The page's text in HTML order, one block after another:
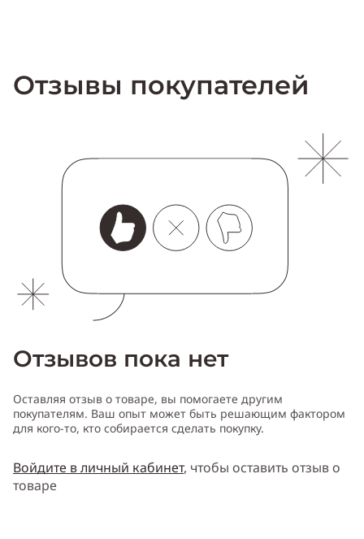
Отзывы покупателей
Отзывов пока нет
Оставляя отзыв о товаре, вы помогаете другим
покупателям. Ваш опыт может быть решающим фактором
для кого-то, кто собирается сделать покупку.
Войдите в личный кабинет, чтобы оставить отзыв о
товаре